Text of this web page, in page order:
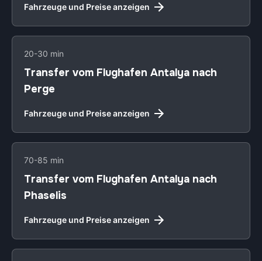
Fahrzeuge und Preise anzeigen
20-30 min
Transfer vom Flughafen Antalya nach
Perge
Fahrzeuge und Preise anzeigen
70-85 min
Transfer vom Flughafen Antalya nach
Phaselis
Fahrzeuge und Preise anzeigen